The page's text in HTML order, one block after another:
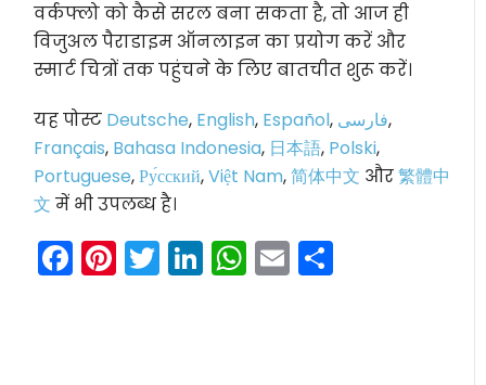
वर्कफ्लो को कैसे सरल बना सकता है, तो आज ही
विजुअल पैराडाइम ऑनलाइन का प्रयोग करें और
स्मार्ट चित्रों तक पहुंचने के लिए बातचीत शुरू करें।
यह पोस्ट Deutsche, English, Español, فارسی,
Français, Bahasa Indonesia, 日本語, Polski,
Portuguese,Ру́сский,Việt Nam,简体中文 और繁體中
文 में भी उपलब्ध है।
Facebook
Pinterest
Twitter
LinkedIn
WhatsApp
Email